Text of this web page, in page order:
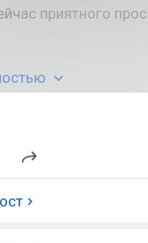
приятного